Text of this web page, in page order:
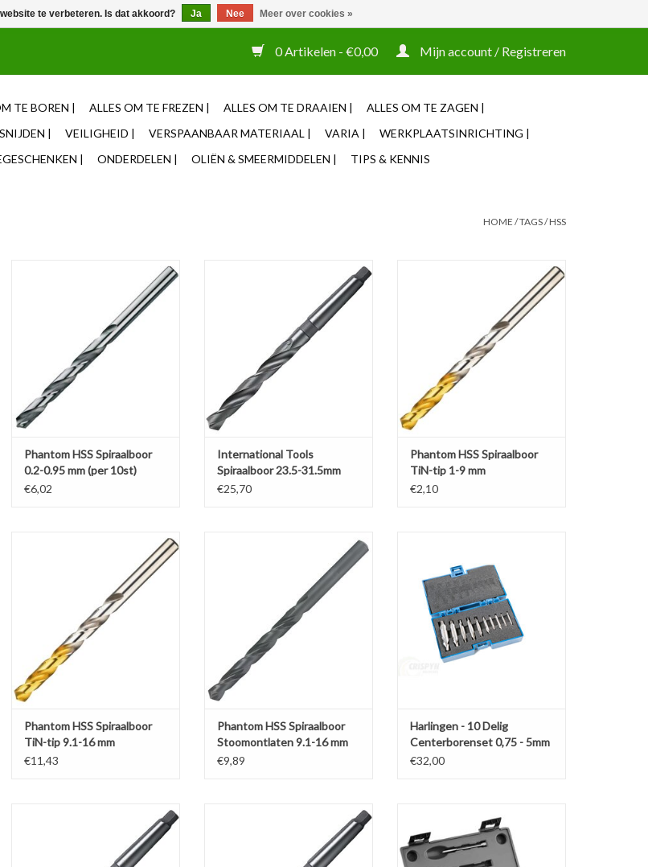
0 Artikelen - €0,00 Mijn account / Registreren
TE BOREN | ALLES OM TE FREZEN | ALLES OM TE DRAAIEN |
ALLES OM TE ZAGEN |
| VEILIGHEID | VERSPAANBAAR MATERIAAL | VARIA |
WERKPLAATSINRICHTING |
| ONDERDELEN | OLIËN & SMEERMIDDELEN | TIPS & KENNIS
HOME /TAGS/HSS
Phantom HSS Spiraalboor 0.2-0.95
TOEVOEGEN AAN WINKELWAGEN
Phantom HSS Spiraalboor
0.2-0.95 mm (per 10st)
€6,02
TOEVOEGEN AAN WINKELWAGEN
International Tools
Spiraalboor 23.5-31.5mm
MK3
€25,70
Phantom Phantom HSS Spiraalboor
TOEVOEGEN AAN WINKELWAGEN
Phantom HSS Spiraalboor
TiN-tip 1-9 mm
€2,10
Phantom HSS Spiraalboor TiN-tip
TOEVOEGEN AAN WINKELWAGEN
Phantom HSS Spiraalboor
TiN-tip 9.1-16 mm
€11,43
Stoomontlaten 9.1-16 mm
TOEVOEGEN AAN WINKELWAGEN
Phantom HSS Spiraalboor
Stoomontlaten 9.1-16 mm
€9,89
TOEVOEGEN AAN WINKELWAGEN
Harlingen - 10 Delig
Centerborenset 0,75 - 5mm
€32,00
International Tools Spiraalboor 8-
TOEVOEGEN AAN WINKELWAGEN
International Tools Spiraalboor 32-
TOEVOEGEN AAN WINKELWAGEN
Euroboor zelf.
Bestaande uit 2x14 mm, 2x18 mm
& 2x 22mm
te verbeteren. Is dat akkoord? Ja Nee Meer over cookies »
zelfde dag verzonden ✓ Eigen adviseurs ✓ Naast tooling ook machines Zakelijke login mogelijk